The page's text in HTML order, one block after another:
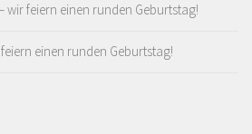
wir feiern einen runden Geburtstag!
einen runden Geburtstag!